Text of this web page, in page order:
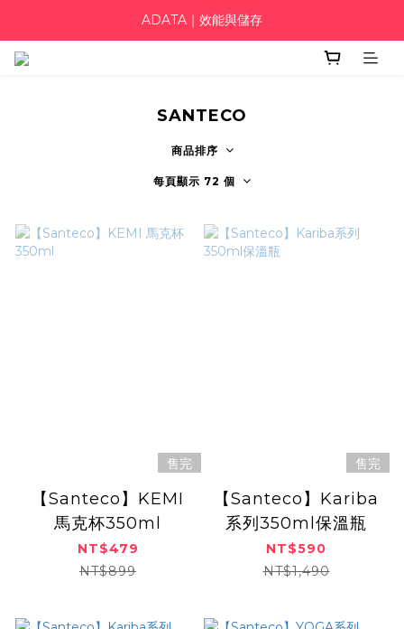
ADATA｜效能與儲存
SANTECO
商品排序
每頁顯示 72 個
售完
【Santeco】KEMI
馬克杯350ml
NT$479
NT$899
售完
【Santeco】Kariba
系列350ml保溫瓶
NT$590
NT$1,490